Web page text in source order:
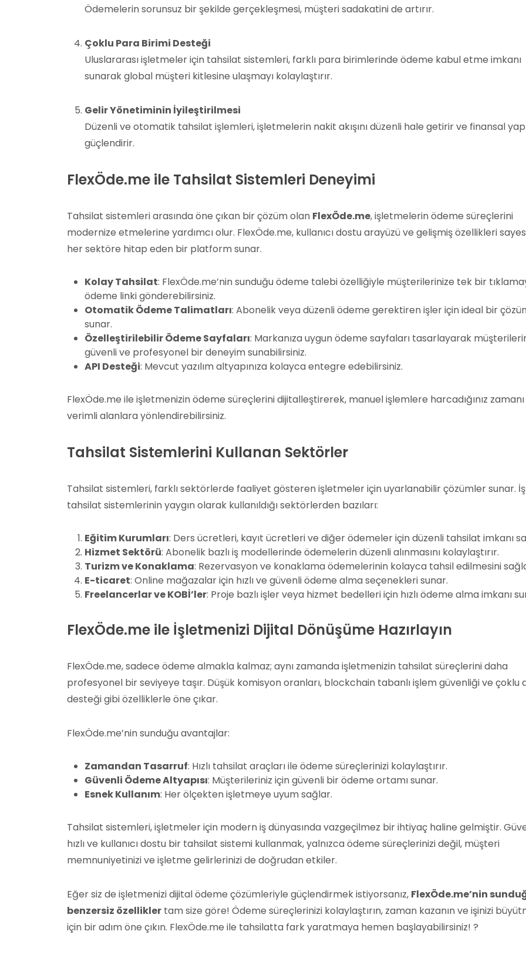
Ödemelerin sorunsuz bir şekilde gerçekleşmesi, müşteri sadakatini de artırır.
Çoklu Para Birimi Desteği
Uluslararası işletmeler için tahsilat sistemleri, farklı para birimlerinde ödeme kabul etme imkanı
sunarak global müşteri kitlesine ulaşmayı kolaylaştırır.
Gelir Yönetiminin İyileştirilmesi
Düzenli ve otomatik tahsilat işlemleri, işletmelerin nakit akışını düzenli hale getirir ve finansal
güçlendirir.
FlexÖde.me ile Tahsilat Sistemleri Deneyimi
Tahsilat sistemleri arasında öne çıkan bir çözüm olan FlexÖde.me, işletmelerin ödeme süreçlerini
modernize etmelerine yardımcı olur. FlexÖde.me, kullanıcı dostu arayüzü ve gelişmiş özellikleri
her sektöre hitap eden bir platform sunar.
Kolay Tahsilat: FlexÖde.me’nin sunduğu ödeme talebi özelliğiyle müşterilerinize tek bir
ödeme linki gönderebilirsiniz.
Otomatik Ödeme Talimatları: Abonelik veya düzenli ödeme gerektiren işler için ideal bir
sunar.
Özelleştirilebilir Ödeme Sayfaları: Markanıza uygun ödeme sayfaları tasarlayarak
güvenli ve profesyonel bir deneyim sunabilirsiniz.
API Desteği: Mevcut yazılım altyapınıza kolayca entegre edebilirsiniz.
FlexÖde.me ile işletmenizin ödeme süreçlerini dijitalleştirerek, manuel işlemlere harcadığınız
verimli alanlara yönlendirebilirsiniz.
Tahsilat Sistemlerini Kullanan Sektörler
Tahsilat sistemleri, farklı sektörlerde faaliyet gösteren işletmeler için uyarlanabilir çözümler sunar.
tahsilat sistemlerinin yaygın olarak kullanıldığı sektörlerden bazıları:
Eğitim Kurumları: Ders ücretleri, kayıt ücretleri ve diğer ödemeler için düzenli tahsilat imkanı
Hizmet Sektörü: Abonelik bazlı iş modellerinde ödemelerin düzenli alınmasını kolaylaştırır.
Turizm ve Konaklama: Rezervasyon ve konaklama ödemelerinin kolayca tahsil edilmesini
E-ticaret: Online mağazalar için hızlı ve güvenli ödeme alma seçenekleri sunar.
Freelancerlar ve KOBİ’ler: Proje bazlı işler veya hizmet bedelleri için hızlı ödeme alma imkanı
FlexÖde.me ile İşletmenizi Dijital Dönüşüme Hazırlayın
FlexÖde.me, sadece ödeme almakla kalmaz; aynı zamanda işletmenizin tahsilat süreçlerini daha
profesyonel bir seviyeye taşır. Düşük komisyon oranları, blockchain tabanlı işlem güvenliği ve çoklu
desteği gibi özelliklerle öne çıkar.
FlexÖde.me’nin sunduğu avantajlar:
Zamandan Tasarruf: Hızlı tahsilat araçları ile ödeme süreçlerinizi kolaylaştırır.
Güvenli Ödeme Altyapısı: Müşterileriniz için güvenli bir ödeme ortamı sunar.
Esnek Kullanım: Her ölçekten işletmeye uyum sağlar.
Tahsilat sistemleri, işletmeler için modern iş dünyasında vazgeçilmez bir ihtiyaç haline gelmiştir.
hızlı ve kullanıcı dostu bir tahsilat sistemi kullanmak, yalnızca ödeme süreçlerinizi değil, müşteri
memnuniyetinizi ve işletme gelirlerinizi de doğrudan etkiler.
Eğer siz de işletmenizi dijital ödeme çözümleriyle güçlendirmek istiyorsanız, FlexÖde.me’nin
benzersiz özellikler tam size göre! Ödeme süreçlerinizi kolaylaştırın, zaman kazanın ve işinizi
için bir adım öne çıkın. FlexÖde.me ile tahsilatta fark yaratmaya hemen başlayabilirsiniz! ?